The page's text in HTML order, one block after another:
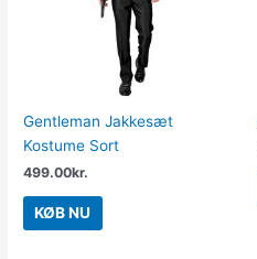
Gentleman Jakkesæt
Kostume Sort
499.00kr.
KØB NU